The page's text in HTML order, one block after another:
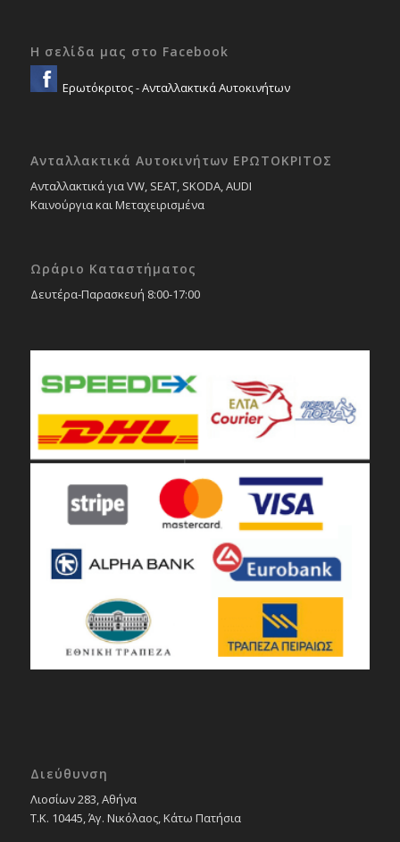
Η σελίδα μας στο Facebook
Ερωτόκριτος - Ανταλλακτικά Αυτοκινήτων
Ανταλλακτικά Αυτοκινήτων ΕΡΩΤΟΚΡΙΤΟΣ
Ανταλλακτικά για VW, SEAT, SKODA, AUDI
Καινούργια και Μεταχειρισμένα
Ωράριο Καταστήματος
Δευτέρα-Παρασκευή 8:00-17:00
Διεύθυνση
Λιοσίων 283, Αθήνα
Τ.Κ. 10445, Άγ. Νικόλαος, Κάτω Πατήσια